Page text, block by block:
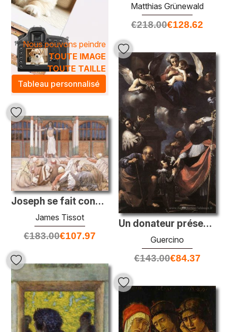
Nous pouvons peindre
TOUTE IMAGE
TOUTE TAILLE
Tableau personnalisé
Matthias Grünewald
€218.00€128.62
Un donateur présenté à la vierge
Guercino
€143.00€84.37
Joseph se fait connaître de ses frères
James Tissot
€183.00€107.97